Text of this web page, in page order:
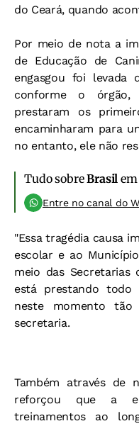
do Ceará, quando
Por meio de nota a
de Educação de
engasgou foi levada
conforme o órgão,
prestaram os
encaminharam para
no entanto, ele não
Tudo sobreBrasil
Entre no canal do
"Essa tragédia causa
escolar e ao
meio das Secretarias
está prestando todo
neste momento
secretaria.
Também através de
reforçou que a
treinamentos ao